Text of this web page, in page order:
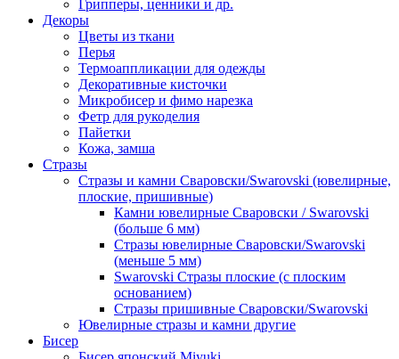
Грипперы, ценники и др.
Декоры
Цветы из ткани
Перья
Термоаппликации для одежды
Декоративные кисточки
Микробисер и фимо нарезка
Фетр для рукоделия
Пайетки
Кожа, замша
Стразы
Стразы и камни Сваровски/Swarovski (ювелирные,
плоские, пришивные)
Камни ювелирные Сваровски / Swarovski
(больше 6 мм)
Стразы ювелирные Сваровски/Swarovski
(меньше 5 мм)
Swarovski Стразы плоские (с плоским
основанием)
Стразы пришивные Сваровски/Swarovski
Ювелирные стразы и камни другие
Бисер